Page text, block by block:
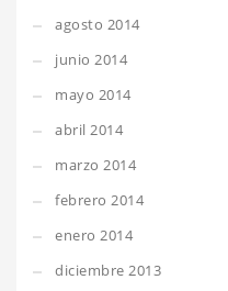
agosto 2014
junio 2014
mayo 2014
abril 2014
marzo 2014
febrero 2014
enero 2014
diciembre 2013